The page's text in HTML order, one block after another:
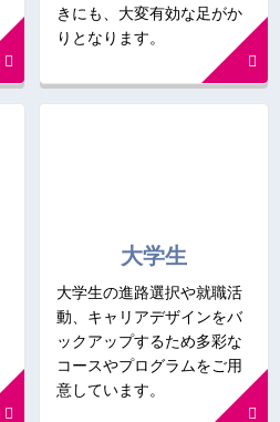
きにも、大変有効な足がか
りとなります。
大学生
大学生の進路選択や就職活
動、キャリアデザインをバ
ックアップするため多彩な
コースやプログラムをご用
意しています。